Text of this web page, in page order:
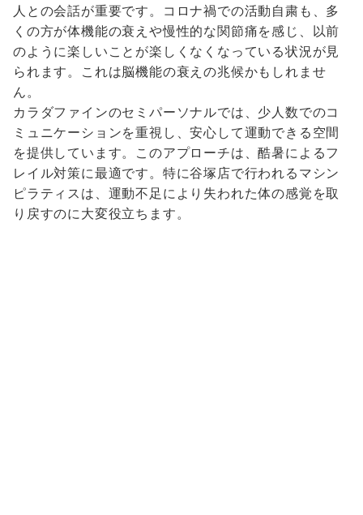
人との会話が重要です。コロナ禍での活動自粛も、多
くの方が体機能の衰えや慢性的な関節痛を感じ、以前
のように楽しいことが楽しくなくなっている状況が見
られます。これは脳機能の衰えの兆候かもしれませ
ん。
カラダファインのセミパーソナルでは、少人数でのコ
ミュニケーションを重視し、安心して運動できる空間
を提供しています。このアプローチは、酷暑によるフ
レイル対策に最適です。特に谷塚店で行われるマシン
ピラティスは、運動不足により失われた体の感覚を取
り戻すのに大変役立ちます。